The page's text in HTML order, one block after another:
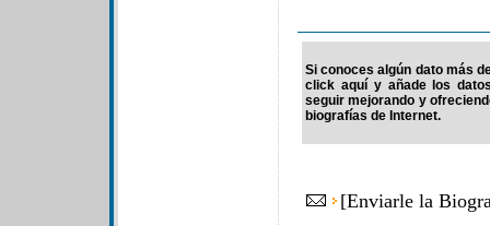
Si conoces algún dato más
click aquí y añade los
seguir mejorando y
biografías de Internet.
[Enviarle la